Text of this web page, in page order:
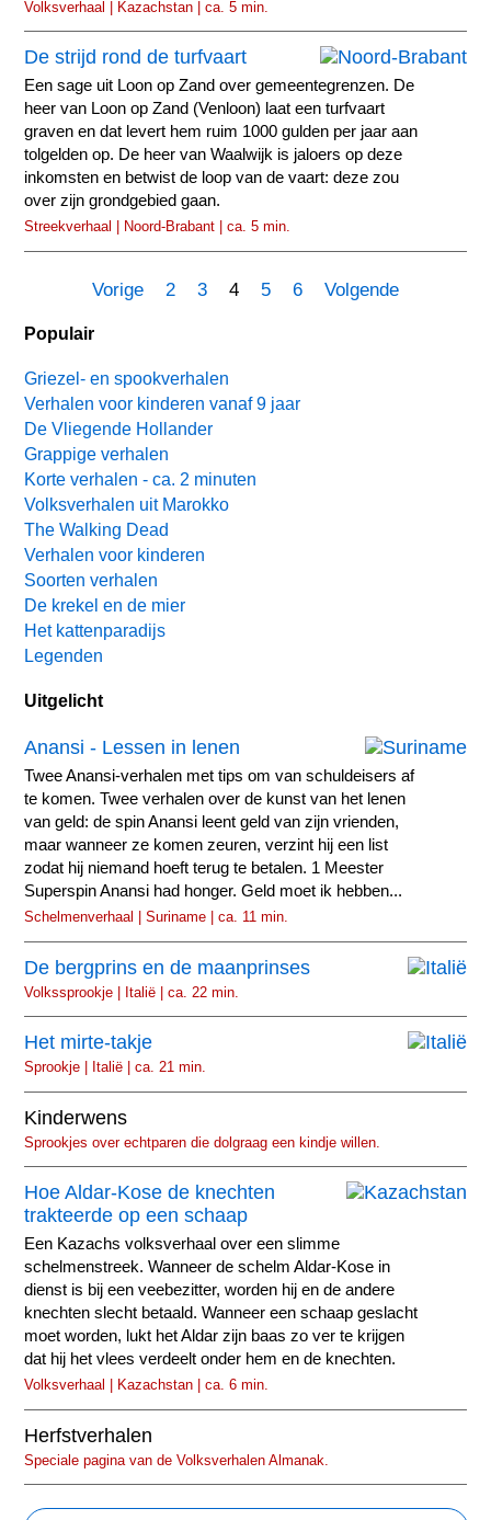
Volksverhaal | Kazachstan | ca. 5 min.
De strijd rond de turfvaart
Een sage uit Loon op Zand over gemeentegrenzen. De
heer van Loon op Zand (Venloon) laat een turfvaart
graven en dat levert hem ruim 1000 gulden per jaar aan
tolgelden op. De heer van Waalwijk is jaloers op deze
inkomsten en betwist de loop van de vaart: deze zou
over zijn grondgebied gaan.
Streekverhaal | Noord-Brabant | ca. 5 min.
Vorige 2 34 5 6 Volgende
Populair
Griezel- en spookverhalen
Verhalen voor kinderen vanaf 9 jaar
De Vliegende Hollander
Grappige verhalen
Korte verhalen - ca. 2 minuten
Volksverhalen uit Marokko
The Walking Dead
Verhalen voor kinderen
Soorten verhalen
De krekel en de mier
Het kattenparadijs
Legenden
Uitgelicht
Anansi - Lessen in lenen
Twee Anansi-verhalen met tips om van schuldeisers af
te komen. Twee verhalen over de kunst van het lenen
van geld: de spin Anansi leent geld van zijn vrienden,
maar wanneer ze komen zeuren, verzint hij een list
zodat hij niemand hoeft terug te betalen. 1 Meester
Superspin Anansi had honger. Geld moet ik hebben...
Schelmenverhaal | Suriname | ca. 11 min.
De bergprins en de maanprinses
Volkssprookje | Italië | ca. 22 min.
Het mirte-takje
Sprookje | Italië | ca. 21 min.
Kinderwens
Sprookjes over echtparen die dolgraag een kindje willen.
Hoe Aldar-Kose de knechten
trakteerde op een schaap
Een Kazachs volksverhaal over een slimme
schelmenstreek. Wanneer de schelm Aldar-Kose in
dienst is bij een veebezitter, worden hij en de andere
knechten slecht betaald. Wanneer een schaap geslacht
moet worden, lukt het Aldar zijn baas zo ver te krijgen
dat hij het vlees verdeelt onder hem en de knechten.
Volksverhaal | Kazachstan | ca. 6 min.
Herfstverhalen
Speciale pagina van de Volksverhalen Almanak.